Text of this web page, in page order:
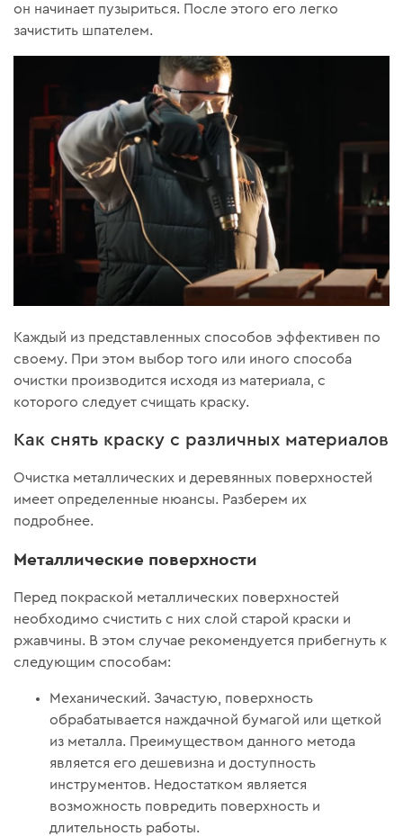
он начинает пузыриться. После этого его легко
зачистить шпателем.
Каждый из представленных способов эффективен по
своему. При этом выбор того или иного способа
очистки производится исходя из материала, с
которого следует счищать краску.
Как снять краску с различных материалов
Очистка металлических и деревянных поверхностей
имеет определенные нюансы. Разберем их
подробнее.
Металлические поверхности
Перед покраской металлических поверхностей
необходимо счистить с них слой старой краски и
ржавчины. В этом случае рекомендуется прибегнуть к
следующим способам:
Механический. Зачастую, поверхность
обрабатывается наждачной бумагой или щеткой
из металла. Преимуществом данного метода
является его дешевизна и доступность
инструментов. Недостатком является
возможность повредить поверхность и
длительность работы.